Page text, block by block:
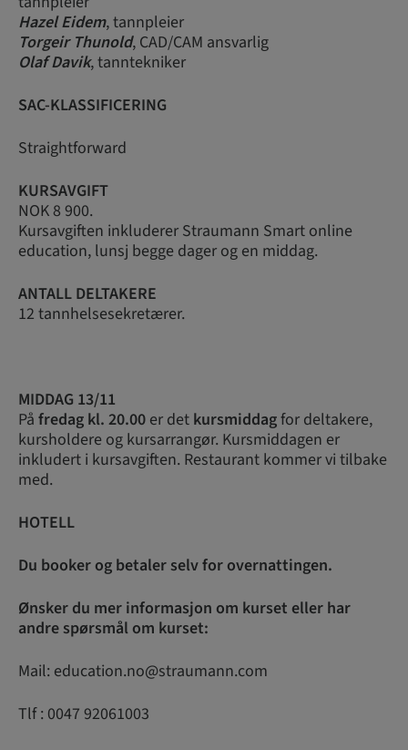
Hazel Eidem, tannpleier
Torgeir Thunold, CAD/CAM ansvarlig
Olaf Davik, tanntekniker
SAC-KLASSIFICERING
Straightforward
KURSAVGIFT
NOK 8 900.
Kursavgiften inkluderer Straumann Smart online
education, lunsj begge dager og en middag.
ANTALL DELTAKERE
12 tannhelsesekretærer.
MIDDAG 13/11
På fredag kl. 20.00 er det kursmiddagfor deltakere,
kursholdere og kursarrangør. Kursmiddagen er
inkludert i kursavgiften. Restaurant kommer vi tilbake
med.
HOTELL
Du booker og betaler selv for overnattingen.
Ønsker du mer informasjon om kurset eller har
andre spørsmål om kurset:
Mail: education.no@straumann.com
Tlf : 0047 92061003